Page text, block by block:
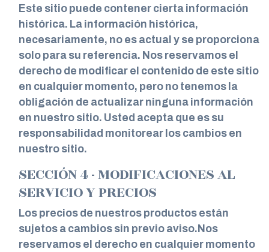
Este sitio puede contener cierta información
histórica. La información histórica,
necesariamente, no es actual y se proporciona
solo para su referencia. Nos reservamos el
derecho de modificar el contenido de este sitio
en cualquier momento, pero no tenemos la
obligación de actualizar ninguna información
en nuestro sitio. Usted acepta que es su
responsabilidad monitorear los cambios en
nuestro sitio.
SECCIÓN 4 - MODIFICACIONES AL
SERVICIO Y PRECIOS
Los precios de nuestros productos están
sujetos a cambios sin previo aviso.Nos
reservamos el derecho en cualquier momento